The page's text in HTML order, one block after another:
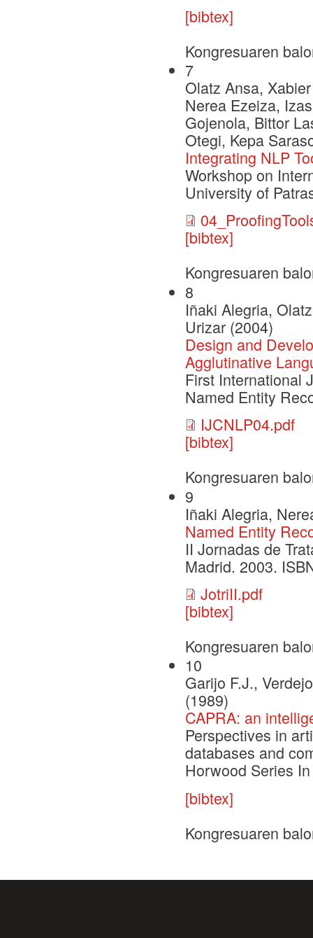
[bibtex]
Kongresuaren
7
Olatz Ansa,
Nerea Ezeiza,
Gojenola, Bittor
Otegi, Kepa
Integrating NLP
Workshop on
University of
[bibtex]
Kongresuaren
8
Iñaki Alegria,
Urizar (2004)
Design and
Agglutinative
First International
Named Entity
IJCNLP04.pdf
[bibtex]
Kongresuaren
9
Iñaki Alegria,
Named Entity
II Jornadas de
Madrid. 2003.
JotriII.pdf
[bibtex]
Kongresuaren
10
Garijo F.J.,
(1989)
CAPRA: an
Perspectives in
databases and
Horwood Series
[bibtex]
Kongresuaren